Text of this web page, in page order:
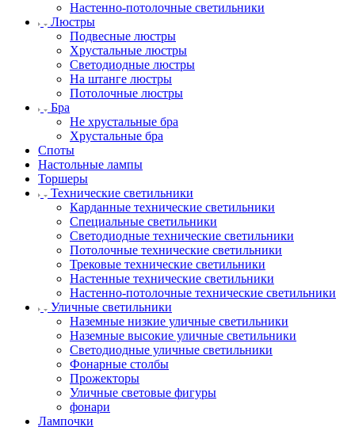
Настенно-потолочные светильники
Люстры
Подвесные люстры
Хрустальные люстры
Светодиодные люстры
На штанге люстры
Потолочные люстры
Бра
Не хрустальные бра
Хрустальные бра
Споты
Настольные лампы
Торшеры
Технические светильники
Карданные технические светильники
Специальные светильники
Светодиодные технические светильники
Потолочные технические светильники
Трековые технические светильники
Настенные технические светильники
Настенно-потолочные технические светильники
Уличные светильники
Наземные низкие уличные светильники
Наземные высокие уличные светильники
Светодиодные уличные светильники
Фонарные столбы
Прожекторы
Уличные световые фигуры
фонари
Лампочки